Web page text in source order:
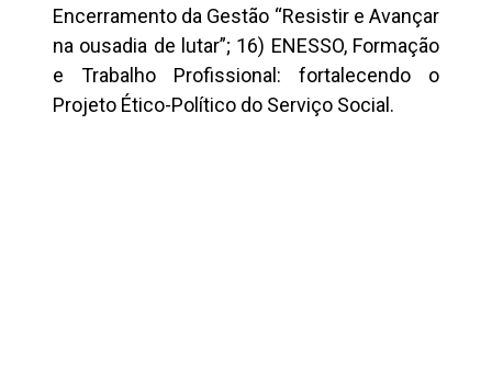
Encerramento da Gestão “Resistir e Avançar
na ousadia de lutar”; 16) ENESSO, Formação
e Trabalho Profissional: fortalecendo o
Projeto Ético-Político do Serviço Social.